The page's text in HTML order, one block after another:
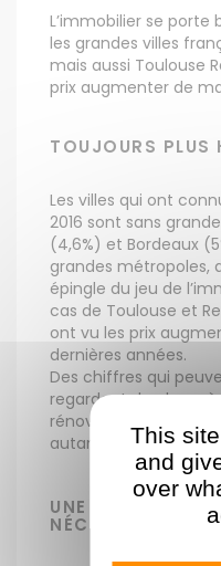
L’immobilier se
les grandes villes
mais aussi Toulouse
prix augmenter de
TOUJOURS PLUS
Les villes qui ont
2016 sont sans
(4,6%) et Bordeaux
grandes métropoles,
épingle du jeu de
cas de Toulouse et
ont vu les prix
dernières années.
Des chiffres qui
regardant de plus
rénovation urbaine
autant de facteur
UNE DEMANDE
NÉCESSAIREMENT
This
and
over